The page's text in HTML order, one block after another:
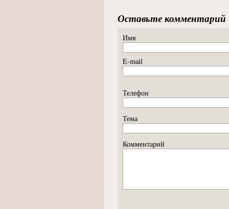
Оставьте комментарий
Имя
E-mail
Телефон
Тема
Комментарий